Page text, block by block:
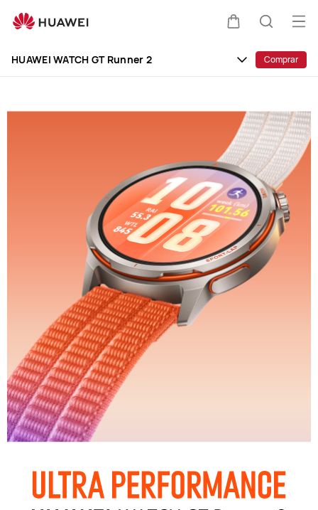
WATCH
Runner
HUAWEI WATCH GT Runner 2 Comprar